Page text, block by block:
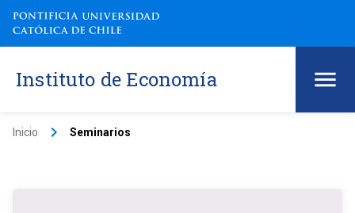
Instituto de Economía
Inicio keyboard_arrow_right Seminarios